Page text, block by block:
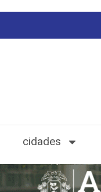
cidades